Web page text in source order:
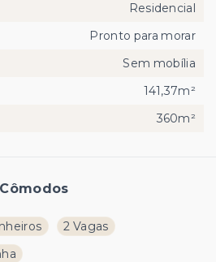
Cômodos
2 Vagas
Residencial
Pronto para morar
Sem mobília
141,37m²
360m²